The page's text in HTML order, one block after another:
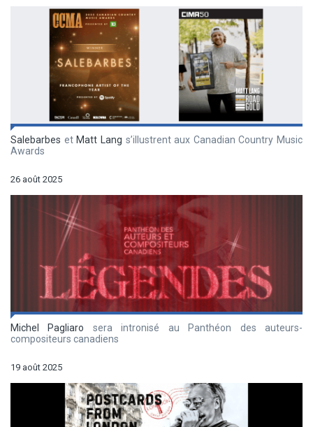
Salebarbes et Matt Lang s’illustrent aux Canadian Country Music
Awards
26 août 2025
Michel Pagliaro sera intronisé au Panthéon des auteurs-
compositeurs canadiens
19 août 2025